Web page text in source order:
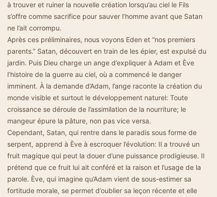
à trouver et ruiner la nouvelle création lorsqu’au ciel le Fils
s’offre comme sacrifice pour sauver l’homme avant que Satan
ne l’ait corrompu.
Après ces préliminaires, nous voyons Eden et “nos premiers
parents.” Satan, découvert en train de les épier, est expulsé du
jardin. Puis Dieu charge un ange d’expliquer à Adam et Ève
l’histoire de la guerre au ciel, où a commencé le danger
imminent. À la demande d’Adam, l’ange raconte la création du
monde visible et surtout le développement naturel: Toute
croissance se déroule de l’assimilation de la nourriture; le
mangeur épure la pâture, non pas vice versa.
Cependant, Satan, qui rentre dans le paradis sous forme de
serpent, apprend à Ève à escroquer l’évolution: Il a trouvé un
fruit magique qui peut la douer d’une puissance prodigieuse. Il
prétend que ce fruit lui ait conféré et la raison et l’usage de la
parole. Ève, qui imagine qu’Adam vient de sous-estimer sa
fortitude morale, se permet d’oublier sa leçon récente et elle